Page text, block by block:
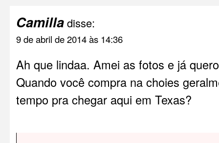
Camilladisse:
9 de abril de 2014 às 14:36
Ah que lindaa. Amei as fotos e já
Quando você compra na choies
tempo pra chegar aqui em Texas?